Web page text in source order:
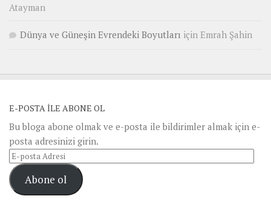
Atayman
Dünya ve Güneşin Evrendeki Boyutları için Emrah Şahin
E-POSTA ILE ABONE OL
Bu bloga abone olmak ve e-posta ile bildirimler almak için e-
posta adresinizi girin.
E-
posta
AdresiAbone ol